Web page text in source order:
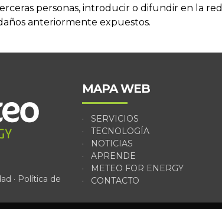
personas, introducir o difundir en la
anteriormente expuestos.
· Política de
MAPA WEB
SERVICIOS
TECNOLOGÍA
NOTICIAS
APRENDE
METEO FOR ENERGY
CONTACTO